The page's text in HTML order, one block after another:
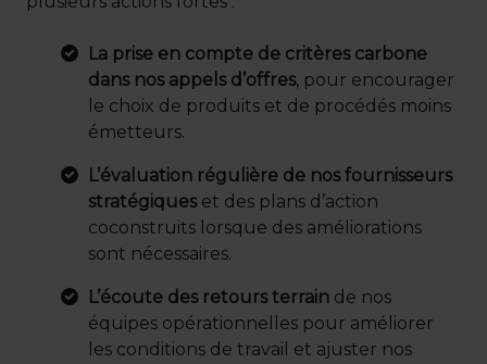
La prise en compte de critères carbone
dans nos appels d’offres, pour encourager
le choix de produits et de procédés moins
émetteurs.
L’évaluation régulière de nos fournisseurs
stratégiqueset des plans d’action
coconstruits lorsque des améliorations
sont nécessaires.
L’écoute des retours terrain de nos
équipes opérationnelles pour améliorer
les conditions de travail et ajuster nos